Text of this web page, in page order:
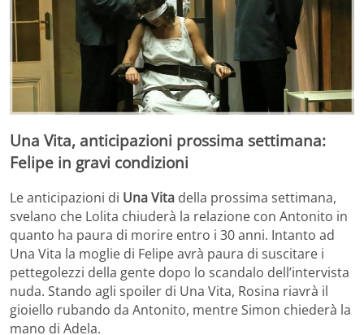
Una Vita, anticipazioni prossima settimana:
Felipe in gravi condizioni
Le anticipazioni di Una Vita della prossima settimana,
svelano che Lolita chiuderà la relazione con Antonito in
quanto ha paura di morire entro i 30 anni. Intanto ad
Una Vita la moglie di Felipe avrà paura di suscitare i
pettegolezzi della gente dopo lo scandalo dell’intervista
nuda. Stando agli spoiler di Una Vita, Rosina riavrà il
gioiello rubando da Antonito, mentre Simon chiederà la
mano di Adela.